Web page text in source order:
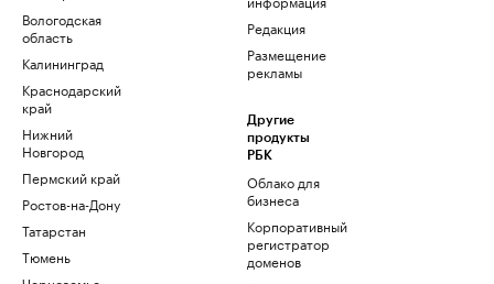
Вологодская
область
Калининград
Краснодарский
край
Нижний
Новгород
Пермский край
Ростов-на-Дону
Татарстан
Тюмень
Редакция
Размещение
рекламы
Другие
продукты
РБК
Облако для
бизнеса
Корпоративный
регистратор
доменов